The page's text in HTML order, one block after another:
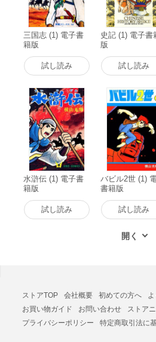
三国志 (1) 電子書
籍版
試し読み
史記 (1) 電子書
版
試し読み
水滸伝 (1) 電子書
籍版
試し読み
バビル2世 (1)
書籍版
試し読み
ストアTOP 会社概要 初めての方へ
お買い物ガイド
お問い合わせ
ストア
プライバシーポリシー
特定商取引法に